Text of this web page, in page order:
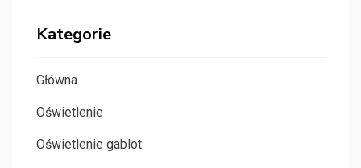
Kategorie
Główna
Oświetlenie
Oświetlenie gablot